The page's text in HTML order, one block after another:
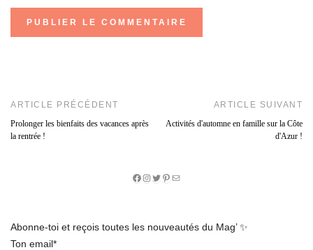
ARTICLE PRÉCÉDENT
Prolonger les bienfaits des vacances après
la rentrée !
ARTICLE SUIVANT
Activités d'automne en famille sur la Côte
d'Azur !
Facebook
Instagram
Twitter
Pinterest
E-
Abonne-toi et reçois toutes les nouveautés du Mag’ ✨
Ton email*